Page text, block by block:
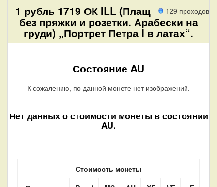
129 проходов
1 рубль 1719 ОК ILL (Плащ
без пряжки и розетки. Арабески на
груди) „Портрет Петра I в латах“.
Состояние AU
К сожалению, по данной монете нет изображений.
Нет данных о стоимости монеты в состоянии
AU.
Стоимость монеты